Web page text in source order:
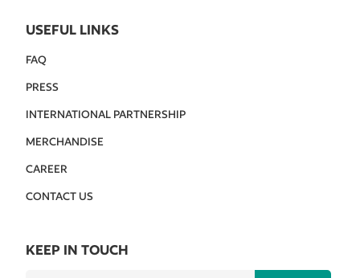
USEFUL LINKS
FAQ
PRESS
INTERNATIONAL PARTNERSHIP
MERCHANDISE
CAREER
CONTACT US
KEEP IN TOUCH